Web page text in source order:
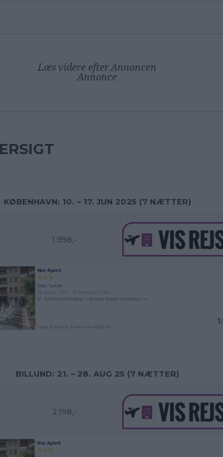
Læs videre efter Annoncen
Annonce
KØBENHAVN: 10. – 17. JUN 2025 (7 NÆTTER)
1.998,-
BILLUND: 21. – 28. AUG 25 (7 NÆTTER)
2.198,-